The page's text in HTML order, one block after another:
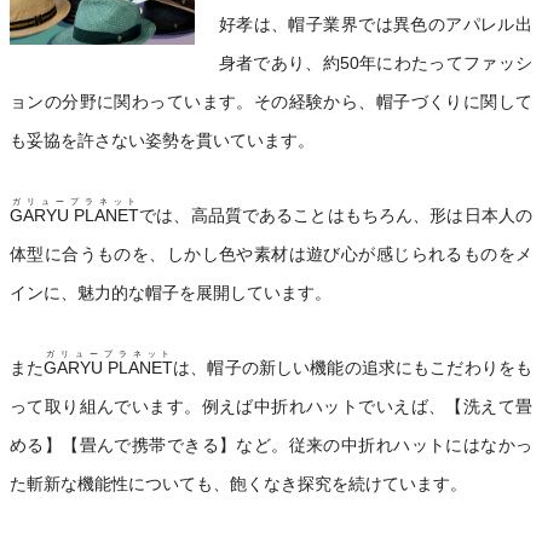
好孝は、帽子業界では異色のアパレル出
身者であり、約50年にわたってファッシ
ョンの分野に関わっています。その経験から、帽子づくりに関して
も妥協を許さない姿勢を貫いています。
GARYU PLANET
ガリュープラネット
では、高品質であることはもちろん、形は日本人の
体型に合うものを、しかし色や素材は遊び心が感じられるものをメ
インに、魅力的な帽子を展開しています。
またGARYU PLANET
ガリュープラネット
は、帽子の新しい機能の追求にもこだわりをも
って取り組んでいます。例えば中折れハットでいえば、【洗えて畳
める】【畳んで携帯できる】など。従来の中折れハットにはなかっ
た斬新な機能性についても、飽くなき探究を続けています。